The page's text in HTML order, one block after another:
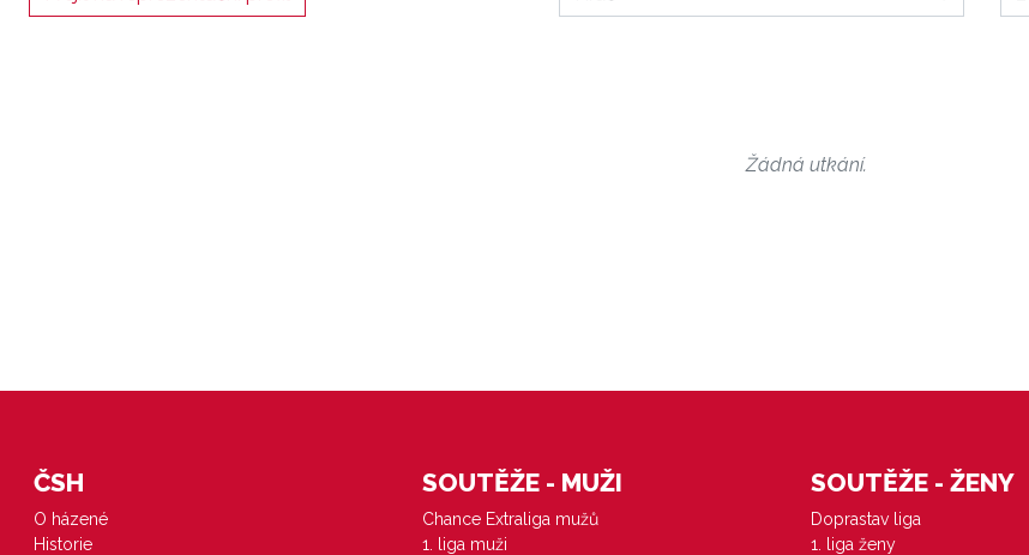
Žádná utkání.
ČSH
O házené
Historie
SOUTĚŽE - MUŽI
Chance Extraliga mužů
1. liga muži
SOUTĚŽE - ŽENY
Doprastav liga
1. liga ženy